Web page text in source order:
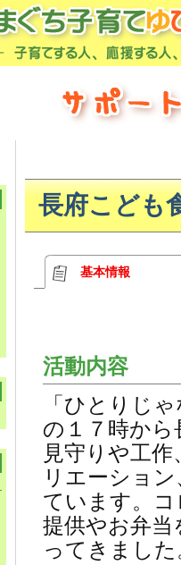
長府こども
基本情報
活動内容
「ひとりじ
の１７時から
見守りや工
リエーショ
ています。
提供やお弁
ってきました